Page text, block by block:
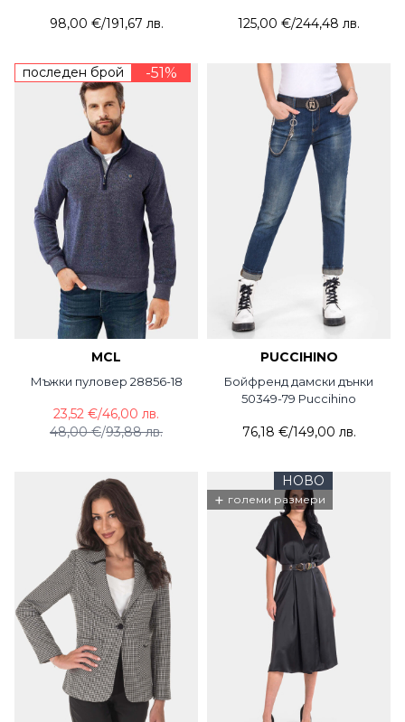
98,00 €/191,67 лв. 125,00 €/244,48 лв.
последен брой -51%
MCL
Мъжки пуловер 28856-18
48,00 €/93,88 лв.
23,52 €/46,00 лв.
PUCCIHINO
Бойфренд дамски дънки
50349-79 Puccihino
76,18 €/149,00 лв.
НОВО
+ големи размери